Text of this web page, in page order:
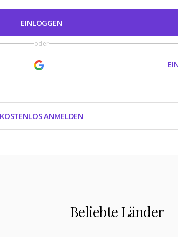
EINLOGGEN
oder
KOSTENLOS ANMELDEN
Beliebte Länder